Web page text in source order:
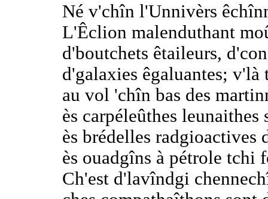
Né v'chîn l'Unnivèrs
L'Êclion malenduthant
d'boutchets êtaileurs,
d'galaxies êgaluantes; v'là
au vol 'chîn bas des
ès carpéleûthes
ès brédelles radgioactives
ès ouadgîns à pétrole tchi
Ch'est d'lavîndgi